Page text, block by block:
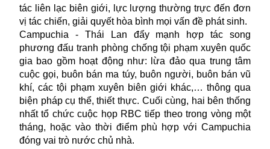
tác liên lạc biên giới, lực lượng thường trực đến đơn
vị tác chiến, giải quyết hòa bình mọi vấn đề phát sinh.
Campuchia - Thái Lan đẩy mạnh hợp tác song
phương đấu tranh phòng chống tội phạm xuyên quốc
gia bao gồm hoạt động như: lừa đảo qua trung tâm
cuộc gọi, buôn bán ma túy, buôn người, buôn bán vũ
khí, các tội phạm xuyên biên giới khác,… thông qua
biện pháp cụ thể, thiết thực. Cuối cùng, hai bên thống
nhất tổ chức cuộc họp RBC tiếp theo trong vòng một
tháng, hoặc vào thời điểm phù hợp với Campuchia
đóng vai trò nước chủ nhà.